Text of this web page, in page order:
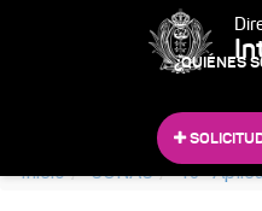
¿QUIÉNES
Inicio CONAC 13-